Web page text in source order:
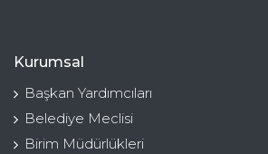
Kurumsal
Başkan Yardımcıları
Belediye Meclisi
Birim Müdürlükleri